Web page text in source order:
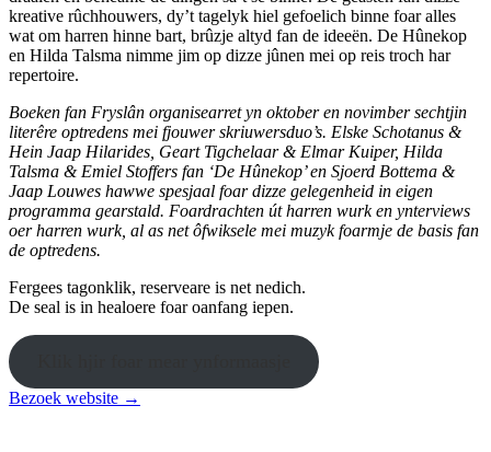
kreative rûchhouwers, dy’t tagelyk hiel gefoelich binne foar alles
wat om harren hinne bart, brûzje altyd fan de ideeën. De Hûnekop
en Hilda Talsma nimme jim op dizze jûnen mei op reis troch har
repertoire.
Boeken fan Fryslân organisearret yn oktober en novimber sechtjin
literêre optredens mei fjouwer skriuwersduo’s. Elske Schotanus &
Hein Jaap Hilarides, Geart Tigchelaar & Elmar Kuiper, Hilda
Talsma & Emiel Stoffers fan ‘De Hûnekop’ en Sjoerd Bottema &
Jaap Louwes hawwe spesjaal foar dizze gelegenheid in eigen
programma gearstald. Foardrachten út harren wurk en ynterviews
oer harren wurk, al as net ôfwiksele mei muzyk foarmje de basis fan
de optredens.
Fergees tagonklik, reserveare is net nedich.
De seal is in healoere foar oanfang iepen.
Bezoek website →